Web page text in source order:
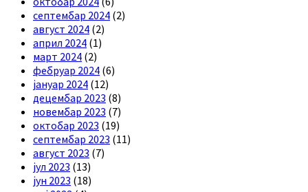
септембар 2024 (2)
август 2024 (2)
април 2024 (1)
март 2024 (2)
фебруар 2024 (6)
јануар 2024 (12)
децембар 2023 (8)
новембар 2023 (7)
октобар 2023 (19)
септембар 2023 (11)
август 2023 (7)
јул 2023 (13)
јун 2023 (18)